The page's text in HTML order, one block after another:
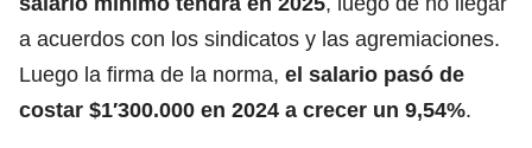
a acuerdos con los sindicatos y las agremiaciones.
Luego la firma de la norma, el salario pasó de
costar $1′300.000 en 2024 a crecer un 9,54%.